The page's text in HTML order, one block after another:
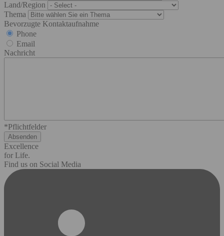
Land/Region
Thema
Bevorzugte Kontaktaufnahme
Phone
Email
Nachricht
*Pflichtfelder
Excellence
for Life.
Find us on Social Media